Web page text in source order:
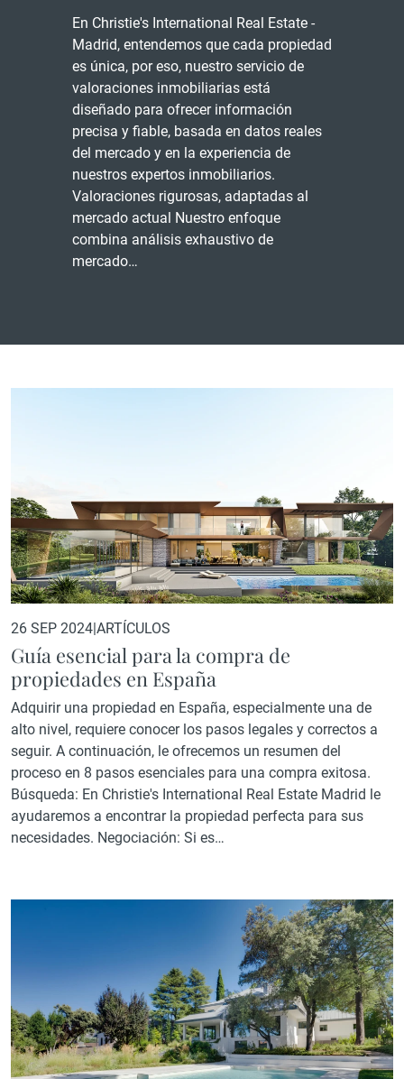
En Christie's International Real Estate -
Madrid, entendemos que cada propiedad
es única, por eso, nuestro servicio de
valoraciones inmobiliarias está
diseñado para ofrecer información
precisa y fiable, basada en datos reales
del mercado y en la experiencia de
nuestros expertos inmobiliarios.
Valoraciones rigurosas, adaptadas al
mercado actual Nuestro enfoque
combina análisis exhaustivo de
mercado…
26 SEP 2024|ARTÍCULOS
Guía esencial para la compra de
propiedades en España
Adquirir una propiedad en España, especialmente una de
alto nivel, requiere conocer los pasos legales y correctos a
seguir. A continuación, le ofrecemos un resumen del
proceso en 8 pasos esenciales para una compra exitosa.
Búsqueda: En Christie's International Real Estate Madrid le
ayudaremos a encontrar la propiedad perfecta para sus
necesidades. Negociación: Si es…